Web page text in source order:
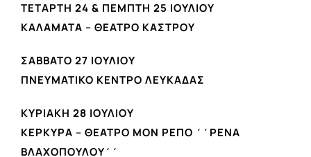
ΤΕΤΑΡΤΗ 24 & ΠΕΜΠΤΗ 25 ΙΟΥΛΙΟΥ
ΚΑΛΑΜΑΤΑ – ΘΕΑΤΡΟ ΚΑΣΤΡΟΥ
ΣΑΒΒΑΤΟ 27 ΙΟΥΛΙΟΥ
ΠΝΕΥΜΑΤΙΚΟ ΚΕΝΤΡΟ ΛΕΥΚΑΔΑΣ
ΚΥΡΙΑΚΗ 28 ΙΟΥΛΙΟΥ
ΚΕΡΚΥΡΑ – ΘΕΑΤΡΟ ΜΟΝ ΡΕΠΟ ΄΄ΡΕΝΑ
ΒΛΑΧΟΠΟΥΛΟΥ΄΄